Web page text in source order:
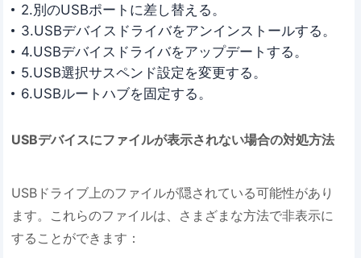
2.別のUSBポートに差し替える。
3.USBデバイスドライバをアンインストールする。
4.USBデバイスドライバをアップデートする。
5.USB選択サスペンド設定を変更する。
6.USBルートハブを固定する。
USBデバイスにファイルが表示されない場合の対処方法
USBドライブ上のファイルが隠されている可能性があり
ます。これらのファイルは、さまざまな方法で非表示に
することができます：